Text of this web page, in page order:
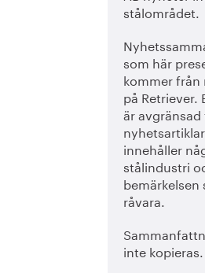
stålområdet.
som här
kommer från
på Retriever.
är
innehåller
stålindustri
råvara.
inte kopieras.